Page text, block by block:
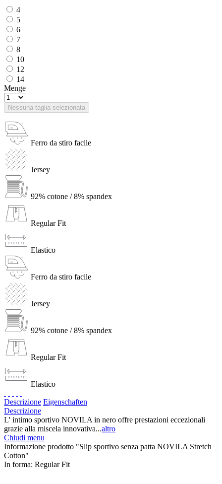
4
5
6
7
8
10
12
14
Menge
Nessuna taglia selezionata
Ferro da stiro facile
Jersey
92% cotone / 8% spandex
Regular Fit
Elastico
Ferro da stiro facile
Jersey
92% cotone / 8% spandex
Regular Fit
Elastico
Descrizione Eigenschaften
Descrizione
L' intimo sportivo NOVILA in nero offre prestazioni eccezionali
grazie alla miscela innovativa...altro
Chiudi menu
Informazione prodotto "Slip sportivo senza patta NOVILA Stretch
Cotton"
In forma: Regular Fit